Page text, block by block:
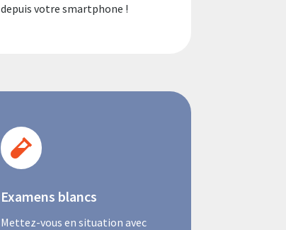
depuis votre smartphone !

Examens blancs
Mettez-vous en situation avec